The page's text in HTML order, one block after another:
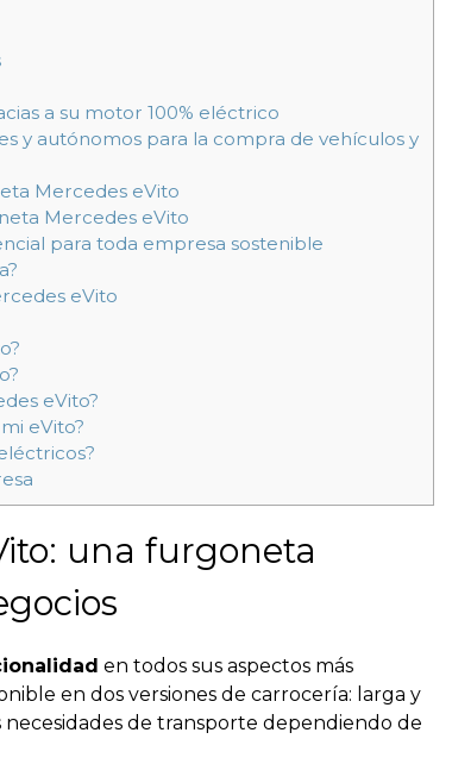
a su motor 100% eléctrico
y autónomos para la compra de vehículos y
Mercedes eVito
Mercedes eVito
para toda empresa sostenible
eVito
eVito?
eVito?
una furgoneta
en todos sus aspectos más
en dos versiones de carrocería: larga y
necesidades de transporte dependiendo de